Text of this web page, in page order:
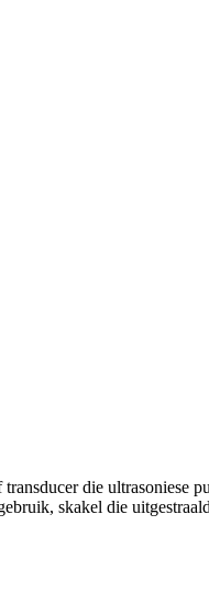
die ultrasoniese
skakel die